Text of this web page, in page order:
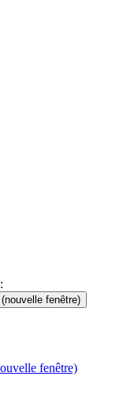
(nouvelle fenêtre)
fenêtre)